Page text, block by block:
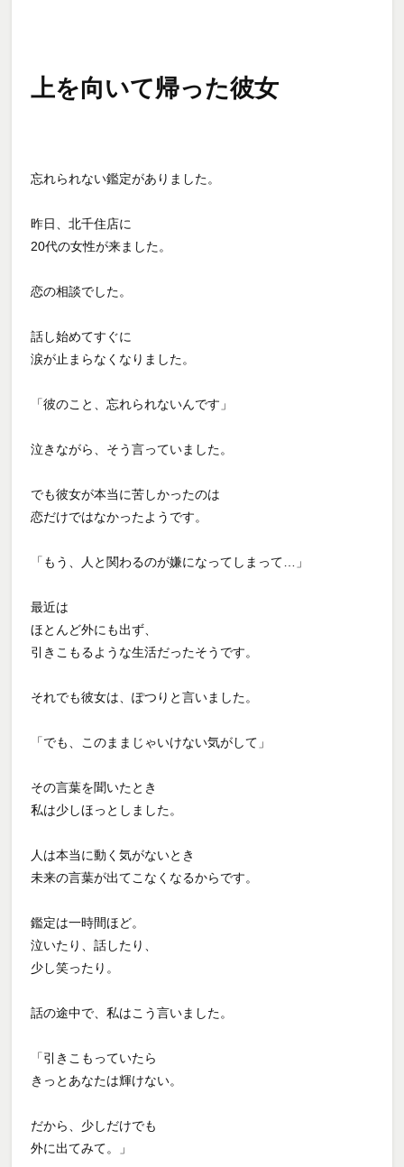
上を向いて帰った彼女
忘れられない鑑定がありました。
昨日、北千住店に
20代の女性が来ました。
恋の相談でした。
話し始めてすぐに
涙が止まらなくなりました。
「彼のこと、忘れられないんです」
泣きながら、そう言っていました。
でも彼女が本当に苦しかったのは
恋だけではなかったようです。
「もう、人と関わるのが嫌になってしまって…」
最近は
ほとんど外にも出ず、
引きこもるような生活だったそうです。
それでも彼女は、ぽつりと言いました。
「でも、このままじゃいけない気がして」
その言葉を聞いたとき
私は少しほっとしました。
人は本当に動く気がないとき
未来の言葉が出てこなくなるからです。
鑑定は一時間ほど。
泣いたり、話したり、
少し笑ったり。
話の途中で、私はこう言いました。
「引きこもっていたら
きっとあなたは輝けない。
だから、少しだけでも
外に出てみて。」